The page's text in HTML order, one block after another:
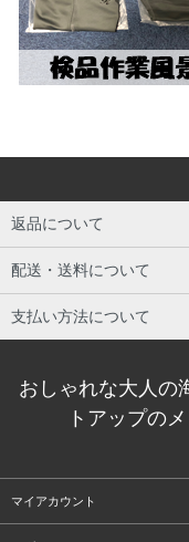
返品について
配送・送料について
支払い方法について
おしゃれな大人の
トアップの
マイアカウント